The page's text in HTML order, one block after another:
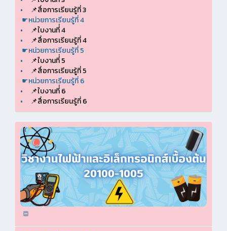
•
📌สื่อการเรียนรู้ที่ 3
☛หน่วยการเรียนรู้ที่ 4
•
📌ใบงานที่่ 4
•
📌สื่อการเรียนรู้ที่ 4
☛หน่วยการเรียนรู้ที่ 5
•
📌ใบงานที่่ 5
•
📌สื่อการเรียนรู้ที่ 5
☛หน่วยการเรียนรู้ที่ 6
•
📌ใบงานที่่ 6
•
📌สื่อการเรียนรู้ที่ 6